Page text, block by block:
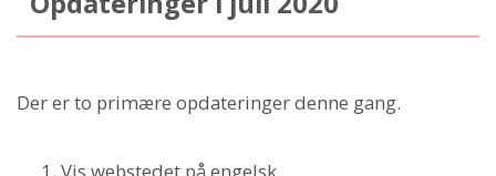
Der er to primære opdateringer denne gang.